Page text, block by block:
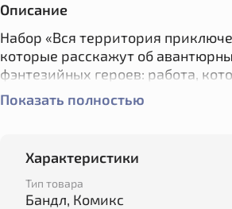
Описание
Набор «Вся территория
которые расскажут об
фэнтезийных героев: работа,
персонажей последней;
волшебном поезде и подпольные
История комикса началось с
своим отцом в настольную
вместе с художницей Кэри Питч
Показать полностью
Характеристики
Тип товара
Бандл, Комикс